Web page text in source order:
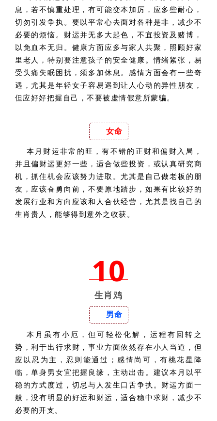
息，若不慎重处理，有可能变本加厉，应多些耐心，
切勿引发争执。要以平常心去面对各种是非，减少不
必要的烦恼。财运并无多大起色，不宜投资及赌博，
以免血本无归。健康方面应多与家人共聚，照顾好家
里老人，特别要注意孩子的安全健康。情绪紧张，易
受头痛失眠困扰，须多加休息。感情方面会有一些奇
遇，尤其是年轻女子容易遇到让人心动的异性朋友，
但应好好把握自己，不要被虚情假意所蒙骗。
女命
本月财运非常的旺，有不错的正财和偏财入局，
并且偏财运更好一些，适合做些投资，或认真研究商
机，抓住机会应该努力进取。尤其是自己做老板的朋
友，应该奋勇向前，不要原地踏步，如果有比较好的
发展行业和方向应该和人合伙经营，尤其是找自己的
生肖贵人，能够得到意外之收获。
10
生肖鸡
男命
本月虽有小厄，但可轻松化解，运程有回转之
势，利于出行求财，事业方面依然存在小人当道，但
应以忍为主，忍则能通过；感情尚可，有桃花星降
临，单身男女宜把握良缘，主动出击。建议本月以平
稳的方式度过，切忌与人发生口舌争执。财运方面一
般，没有明显的好运和财运，适合稳中求财，减少不
必要的开支。